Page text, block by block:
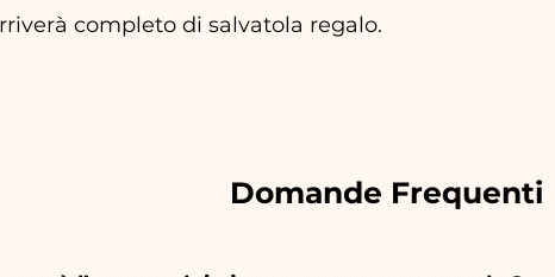
completo di salvatola regalo.
Domande Frequenti